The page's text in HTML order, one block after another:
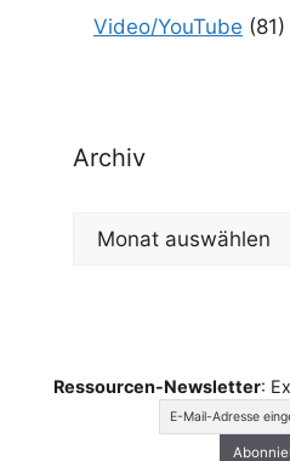
Video/YouTube (81)
Archiv
Archiv
Ressourcen-Newsletter: